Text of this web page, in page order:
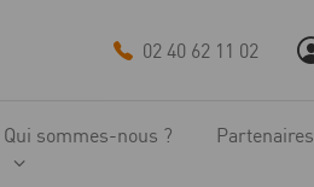
02 40 62 11 02
Qui sommes-nous ? Partenaires